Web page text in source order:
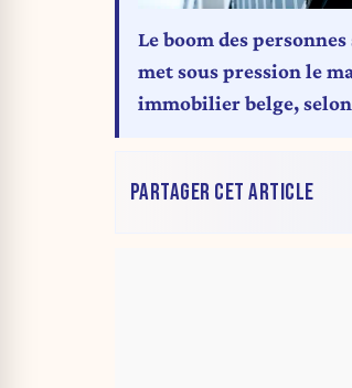
Le boom des personnes
met sous pression le
immobilier belge,
PARTAGER CET ARTICLE